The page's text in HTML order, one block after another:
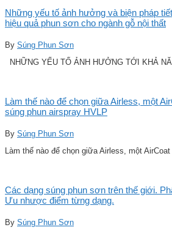
Những yếu tố ảnh hưởng và biện pháp
hiệu quả phun sơn cho ngành gỗ nội thất
By Súng Phun Sơn
NHỮNG YẾU TỐ ẢNH HƯỞNG TỚI KHẢ
Làm thế nào để chọn giữa Airless, một
súng phun airspray HVLP
By Súng Phun Sơn
Làm thế nào để chọn giữa Airless, một
Các dạng súng phun sơn trên thế giới.
Ưu nhược điểm từng dạng.
By Súng Phun Sơn